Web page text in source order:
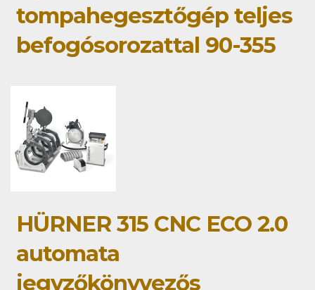
tompahegesztőgép teljes
befogósorozattal 90-355
HÜRNER 315 CNC ECO 2.0
automata
jegyzőkönyvezős